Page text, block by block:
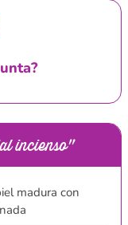
incienso"
madura con